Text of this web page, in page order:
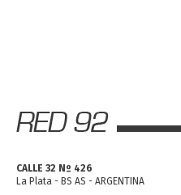
CALLE 32 Nº 426
La Plata - BS AS - ARGENTINA